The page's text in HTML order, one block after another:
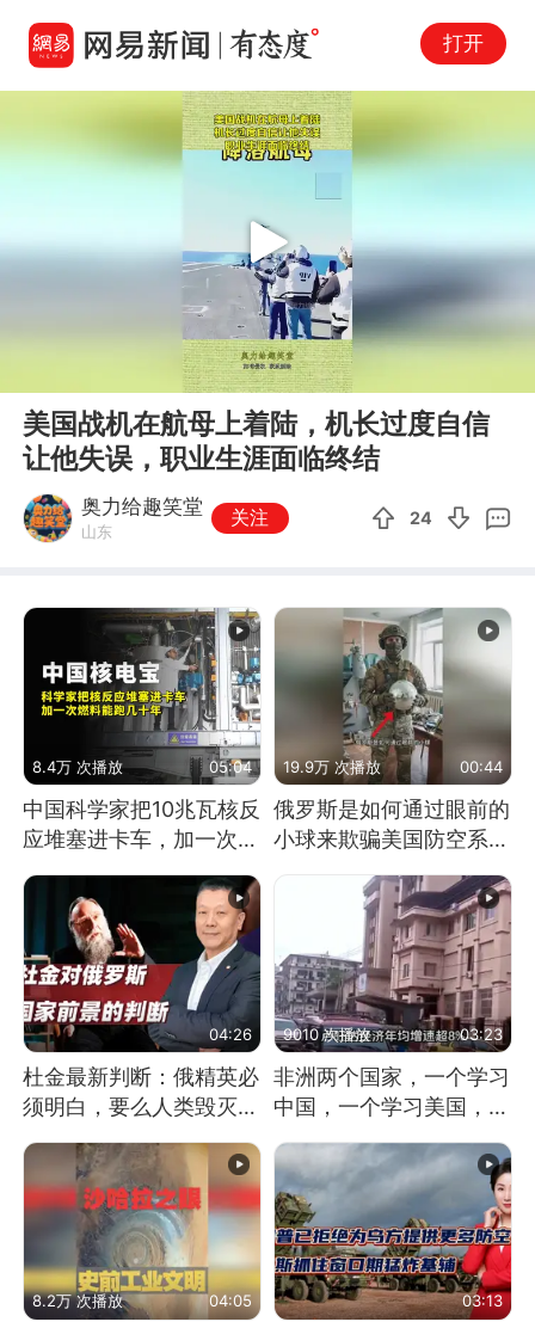
打开
Play
美国战机在航母上着陆，机长过度自信
让他失误，职业生涯面临终结
奥力给趣笑堂
山东
关注 24
8.4万 次播放 05:04
中国科学家把10兆瓦核反
应堆塞进卡车，加一次燃
料能跑几十年
19.9万 次播放 00:44
俄罗斯是如何通过眼前的
小球来欺骗美国防空系统
04:26
杜金最新判断：俄精英必
须明白，要么人类毁灭，
9010 次播放 03:23
非洲两个国家，一个学习
中国，一个学习美国，结
8.2万 次播放 04:05 03:13